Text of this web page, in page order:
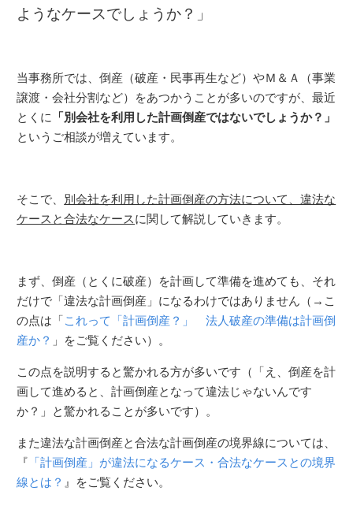
ようなケースでしょうか？」
当事務所では、倒産（破産・民事再生など）やＭ＆Ａ（事業
譲渡・会社分割など）をあつかうことが多いのですが、最近
とくに
「別会社を利用した計画倒産ではないでしょうか？」
というご相談が増えています。
そこで、 別会社を利用した計画倒産の方法について、違法な
ケースと合法なケースに関して解説していきます。
まず、倒産（とくに破産）を計画して準備を進めても、それ
だけで「違法な計画倒産」になるわけではありません（→こ
の点は「これって「計画倒産？」 法人破産の準備は計画倒
産か？ 」をご覧ください）。
この点を説明すると驚かれる方が多いです（「え、倒産を計
画して進めると、計画倒産となって違法じゃないんです
か？」と驚かれることが多いです）。
また違法な計画倒産と合法な計画倒産の境界線については、
『 「計画倒産」が違法になるケース・合法なケースとの境界
線とは？ 』をご覧ください。